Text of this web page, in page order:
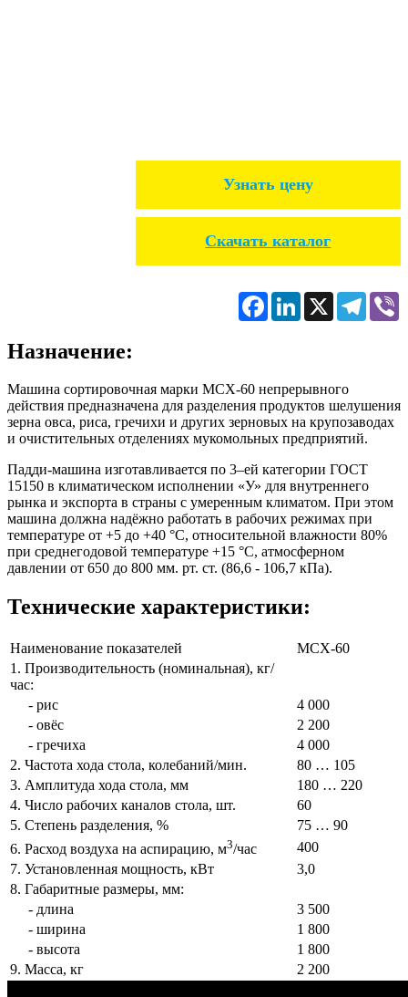
Узнать цену
Скачать каталог
FacebookLinkedIn
X
Назначение:
Машина сортировочная марки МСХ-60 непрерывного
действия предназначена для разделения продуктов шелушения
зерна овса, риса, гречихи и других зерновых на крупозаводах
и очистительных отделениях мукомольных предприятий.
Падди-машина изготавливается по 3–ей категории ГОСТ
15150 в климатическом исполнении «У» для внутреннего
рынка и экспорта в страны с умеренным климатом. При этом
машина должна надёжно работать в рабочих режимах при
температуре от +5 до +40 °С, относительной влажности 80%
при среднегодовой температуре +15 °С, атмосферном
давлении от 650 до 800 мм. рт. ст. (86,6 - 106,7 кПа).
Технические характеристики:
Наименование показателей
МСХ-60
1. Производительность (номинальная), кг/
час:
- рис
4 000
- овёс
2 200
- гречиха
4 000
2. Частота хода стола, колебаний/мин.
80 … 105
3. Амплитуда хода стола, мм
180 … 220
4. Число рабочих каналов стола, шт.
60
5. Степень разделения, %
75 … 90
6. Расход воздуха на аспирацию, м3/час
400
7. Установленная мощность, кВт
3,0
8. Габаритные размеры, мм:
- длина
3 500
- ширина
1 800
- высота
1 800
9. Масса, кг
2 200